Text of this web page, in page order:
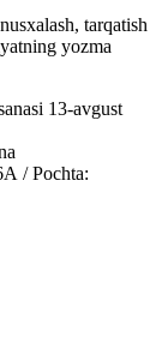
tarqatish
yozma
13-avgust
/ Pochta: